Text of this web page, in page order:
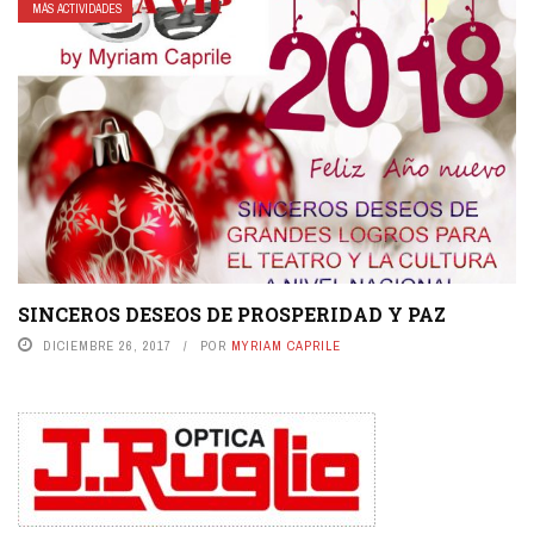
MÁS ACTIVIDADES
SINCEROS DESEOS DE PROSPERIDAD Y PAZ
DICIEMBRE 26, 2017 POR MYRIAM CAPRILE